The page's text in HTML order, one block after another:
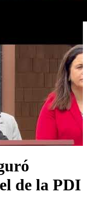
de la PDI